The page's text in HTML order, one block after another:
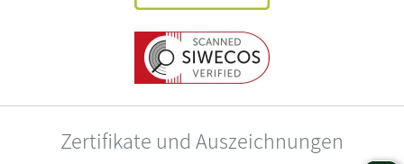
Zertifikate und Auszeichnungen